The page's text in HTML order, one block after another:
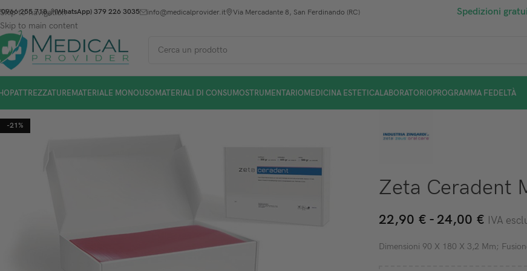
Skip to navigation
Skip to main content
0966 255 718 (WhatsApp) 379 226 3035 info@medicalprovider.it Via Mercadante 8, San Ferdinando (RC) Spedizioni
ATTREZZATUREMATERIALE MONOUSOMATERIALI DI CONSUMOSTRUMENTARIOMEDICINA ESTETICALABORATORIOPROGRAMMA FEDELTÀ
-21%
Zeta Ceradent
22,90 € - 24,00 € IVA
Dimensioni 90 X 180 X 3,2 Mm;